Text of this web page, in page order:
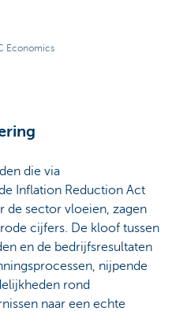
Economics
die via
Inflation Reduction Act
de sector vloeien, zagen
cijfers. De kloof tussen
en de bedrijfsresultaten
nijpende
rond
naar een echte